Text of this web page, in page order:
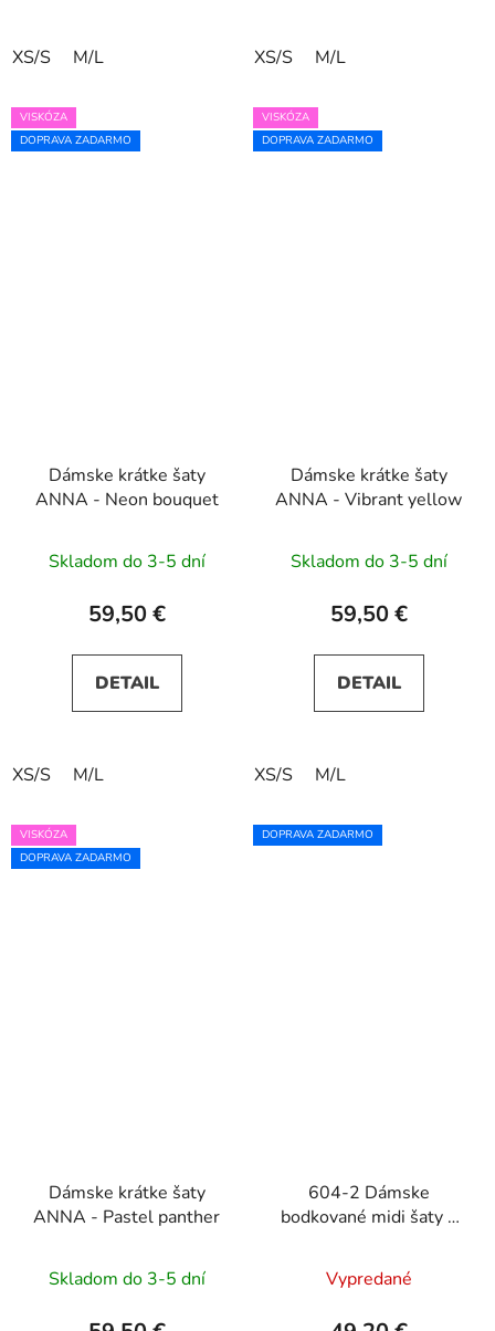
XS/S M/L XS/S M/L
VISKÓZA
DOPRAVA ZADARMO
Dámske krátke šaty
ANNA - Neon bouquet
Skladom do 3-5 dní
59,50 €
DETAIL
XS/S M/L
VISKÓZA
DOPRAVA ZADARMO
Dámske krátke šaty
ANNA - Vibrant yellow
Skladom do 3-5 dní
59,50 €
DETAIL
XS/S M/L
VISKÓZA
DOPRAVA ZADARMO
Dámske krátke šaty
ANNA - Pastel panther
Skladom do 3-5 dní
DOPRAVA ZADARMO
604-2 Dámske
bodkované midi šaty s
opaskom - biele
Vypredané